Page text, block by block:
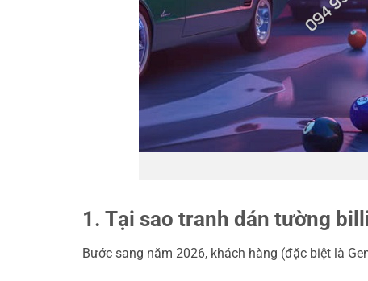
1. Tại sao tranh dán tường
Bước sang năm 2026, khách hàng (đặc biệt là